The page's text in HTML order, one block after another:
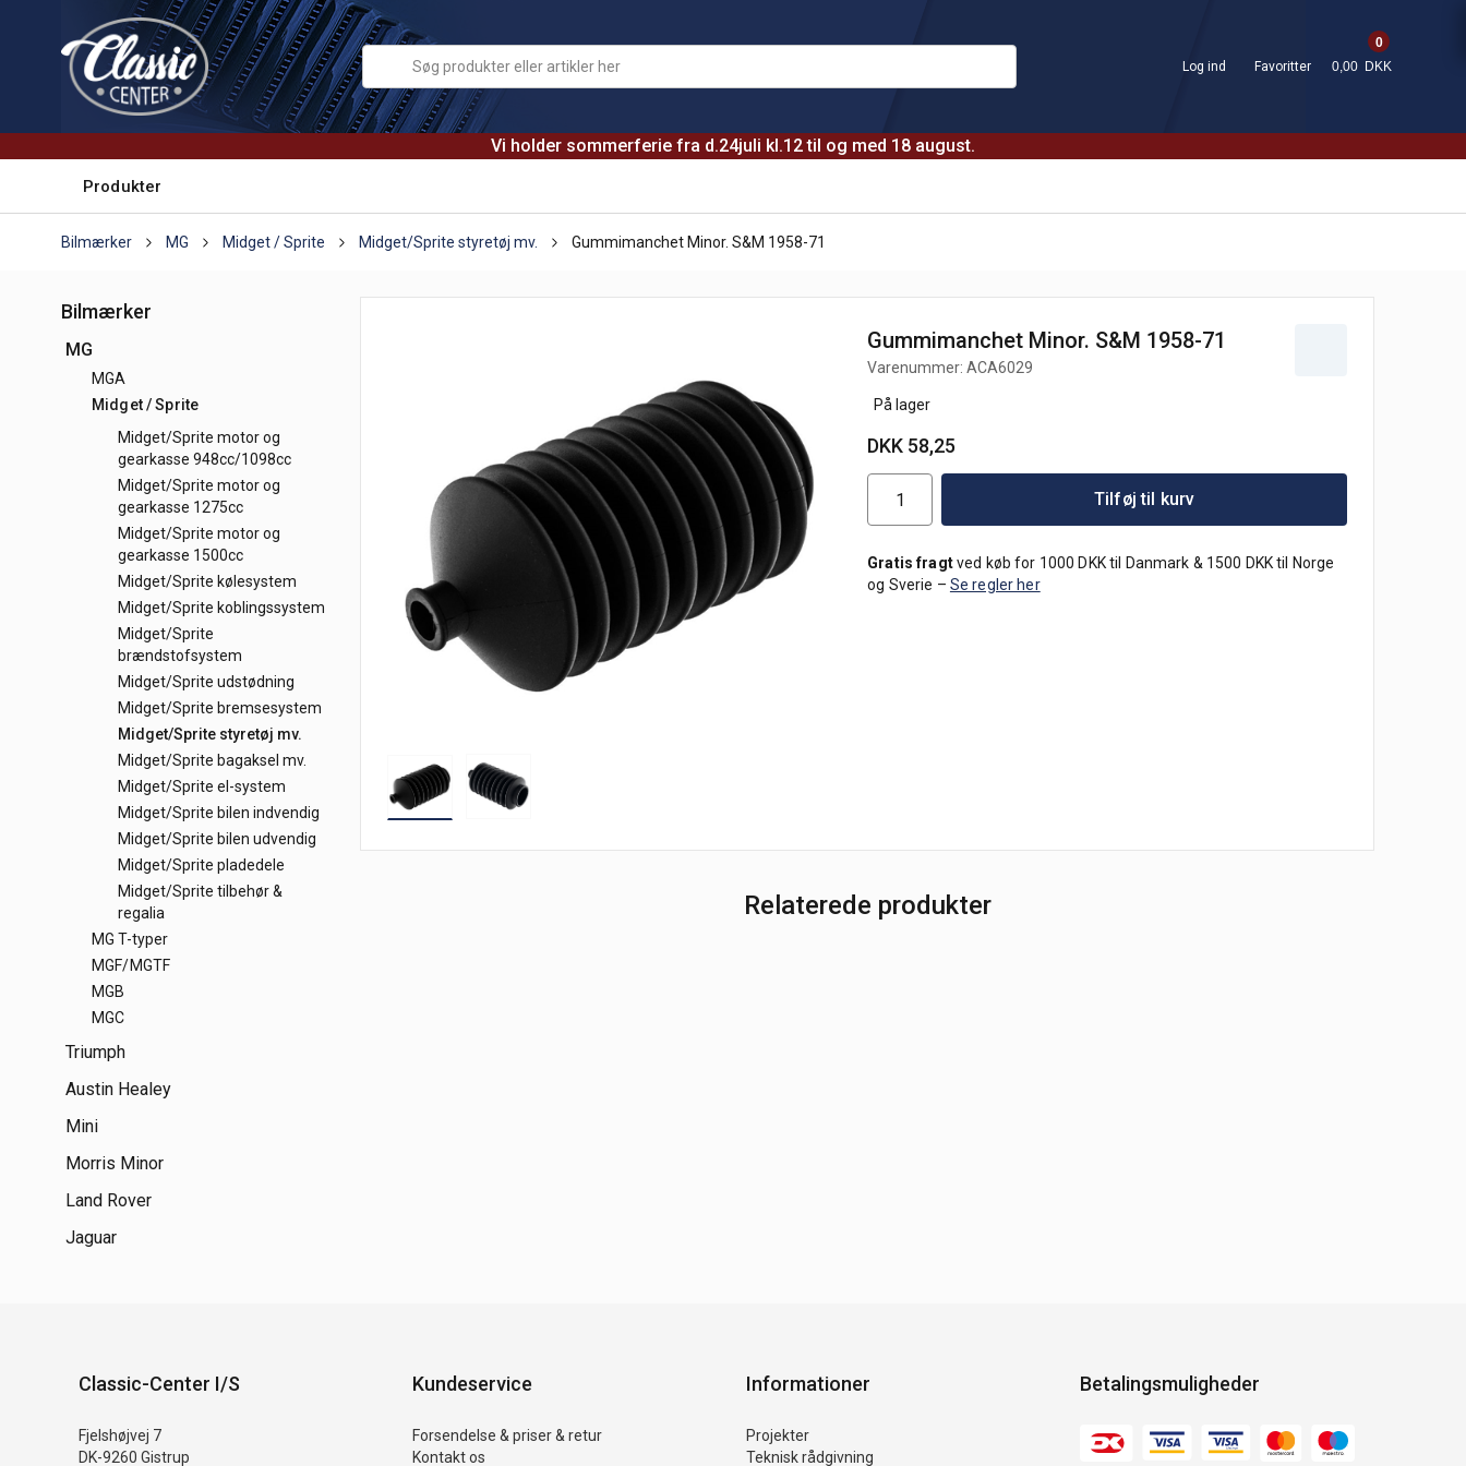
Vi holder sommerferie fra d.24juli kl.12 til og med 18 august.
Log ind Favoritter
0
0,00 DKK
Produkter
Bilmærker MG Midget / Sprite Midget/Sprite styretøj mv. Gummimanchet Minor. S&M 1958-71
Bilmærker
MG
MGA
Midget / Sprite
Midget/Sprite motor og
gearkasse 948cc/1098cc
Midget/Sprite motor og
gearkasse 1275cc
Midget/Sprite motor og
gearkasse 1500cc
Midget/Sprite kølesystem
Midget/Sprite koblingssystem
Midget/Sprite
brændstofsystem
Midget/Sprite udstødning
Midget/Sprite bremsesystem
Midget/Sprite styretøj mv.
Midget/Sprite bagaksel mv.
Midget/Sprite el-system
Midget/Sprite bilen indvendig
Midget/Sprite bilen udvendig
Midget/Sprite pladedele
Midget/Sprite tilbehør &
regalia
MG T-typer
MGF/MGTF
MGB
MGC
Triumph
Austin Healey
Mini
Morris Minor
Land Rover
Jaguar
Gummimanchet Minor. S&M 1958-71
Varenummer:ACA6029
På lager
DKK 58,25
Tilføj til kurv
Gratis fragtved køb for 1000 DKK til Danmark & 1500 DKK til Norge
og Sverie – Se regler her
Relaterede produkter
Classic-Center I/S
Fjelshøjvej 7
DK-9260 Gistrup
Kundeservice
Forsendelse & priser & retur
Kontakt os
Informationer
Projekter
Teknisk rådgivning
Betalingsmuligheder